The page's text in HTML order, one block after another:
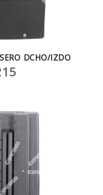
DCHO/IZDO